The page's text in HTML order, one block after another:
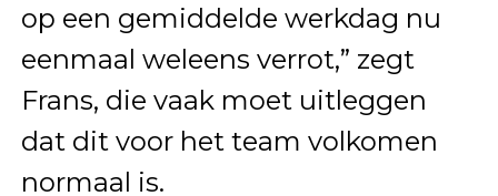
op een gemiddelde werkdag nu
eenmaal weleens verrot,” zegt
Frans, die vaak moet uitleggen
dat dit voor het team volkomen
normaal is.